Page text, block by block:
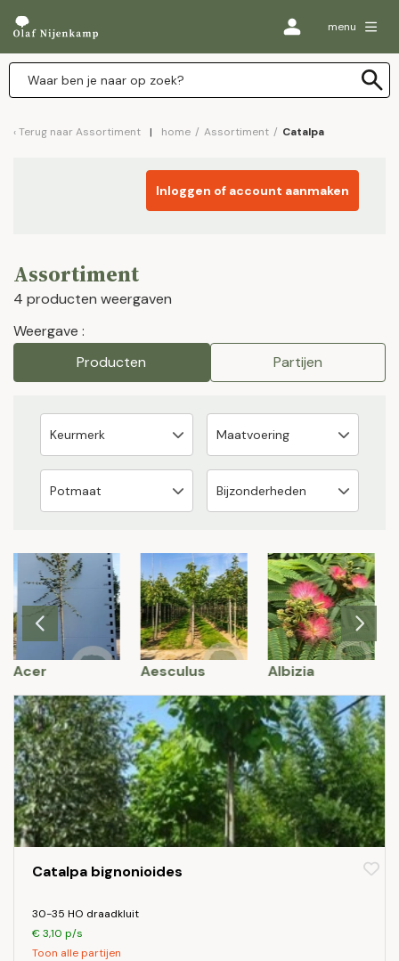
menu
Terug naar Assortiment home / Assortiment / Catalpa
Inloggen of account aanmaken
Assortiment
4 producten weergaven
Weergave :
Producten
Partijen
Acer Aesculus Albizia
Catalpa bignonioides
30-35 HO draadkluit
€ 3,10 p/s
Toon alle partijen